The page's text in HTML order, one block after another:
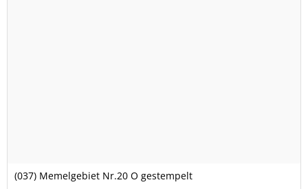
(037) Memelgebiet Nr.20 O gestempelt